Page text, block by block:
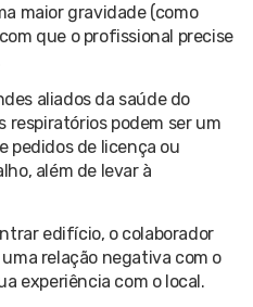
maior gravidade (como
que o profissional precise
aliados da saúde do
respiratórios podem ser um
pedidos de licença ou
além de levar à
edifício, o colaborador
relação negativa com o
experiência com o local.